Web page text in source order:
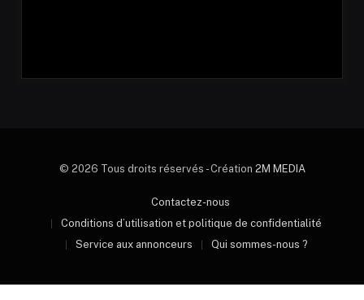
© 2026 Tous droits réservés - Création 2M MEDIA
Contactez-nous
Conditions d’utilisation et politique de confidentialité
Service aux annonceurs
Qui sommes-nous ?